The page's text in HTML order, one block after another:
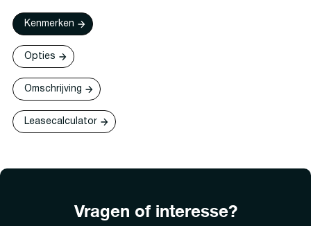
Kenmerken
Opties
Omschrijving
Leasecalculator
Vragen of interesse?